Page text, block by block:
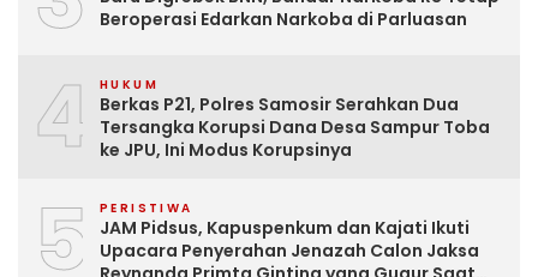
Beroperasi Edarkan Narkoba di Parluasan
4 HUKUM
Berkas P21, Polres Samosir Serahkan Dua
Tersangka Korupsi Dana Desa Sampur Toba
ke JPU, Ini Modus Korupsinya
5 PERISTIWA
JAM Pidsus, Kapuspenkum dan Kajati Ikuti
Upacara Penyerahan Jenazah Calon Jaksa